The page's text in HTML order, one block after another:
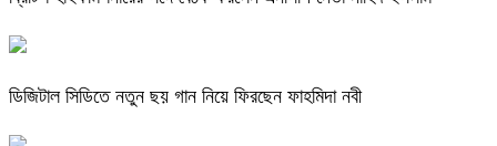
ডিজিটাল সিডিতে নতুন ছয় গান নিয়ে ফিরছেন ফাহমিদা নবী